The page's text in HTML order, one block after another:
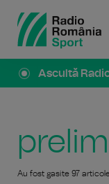
Ascultă
Au fost gasite 97